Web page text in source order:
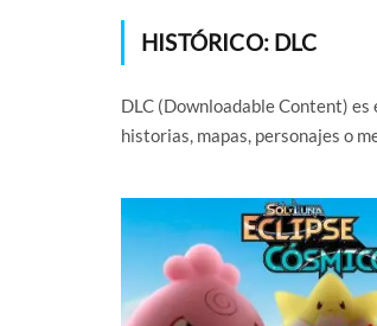
HISTÓRICO: DLC
DLC (Downloadable Content)
historias, mapas, personajes o